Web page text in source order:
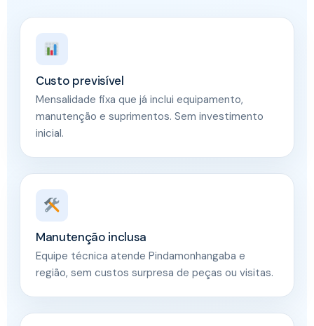
Custo previsível
Mensalidade fixa que já inclui equipamento,
manutenção e suprimentos. Sem investimento
inicial.
Manutenção inclusa
Equipe técnica atende Pindamonhangaba e
região, sem custos surpresa de peças ou visitas.